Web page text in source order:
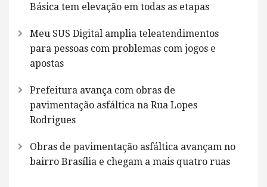
Básica tem elevação em todas as etapas
Meu SUS Digital amplia teleatendimentos
para pessoas com problemas com jogos e
apostas
Prefeitura avança com obras de
pavimentação asfáltica na Rua Lopes
Rodrigues
Obras de pavimentação asfáltica avançam no
bairro Brasília e chegam a mais quatro ruas